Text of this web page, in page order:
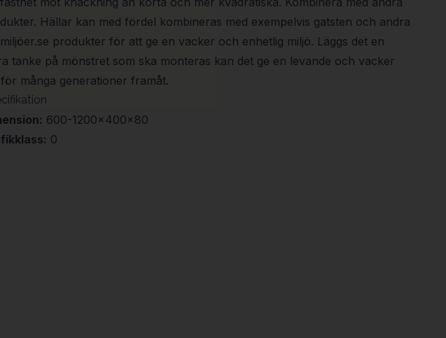
Hällar kan med fördel kombineras med exempelvis gatsten och andra
produkter för att ge en vacker och enhetlig miljö. Läggs det en
tanke på mönstret som ska monteras kan det ge en levande och vacker
många generationer framåt.
600-1200x400x80
0